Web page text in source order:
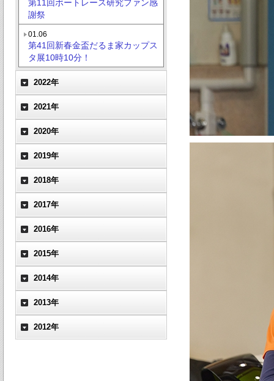
第11回ボートレース研究ファン感
謝祭
01.06
第41回新春金盃だるま家カップス
タ展10時10分！
2022年
2021年
2020年
2019年
2018年
2017年
2016年
2015年
2014年
2013年
2012年